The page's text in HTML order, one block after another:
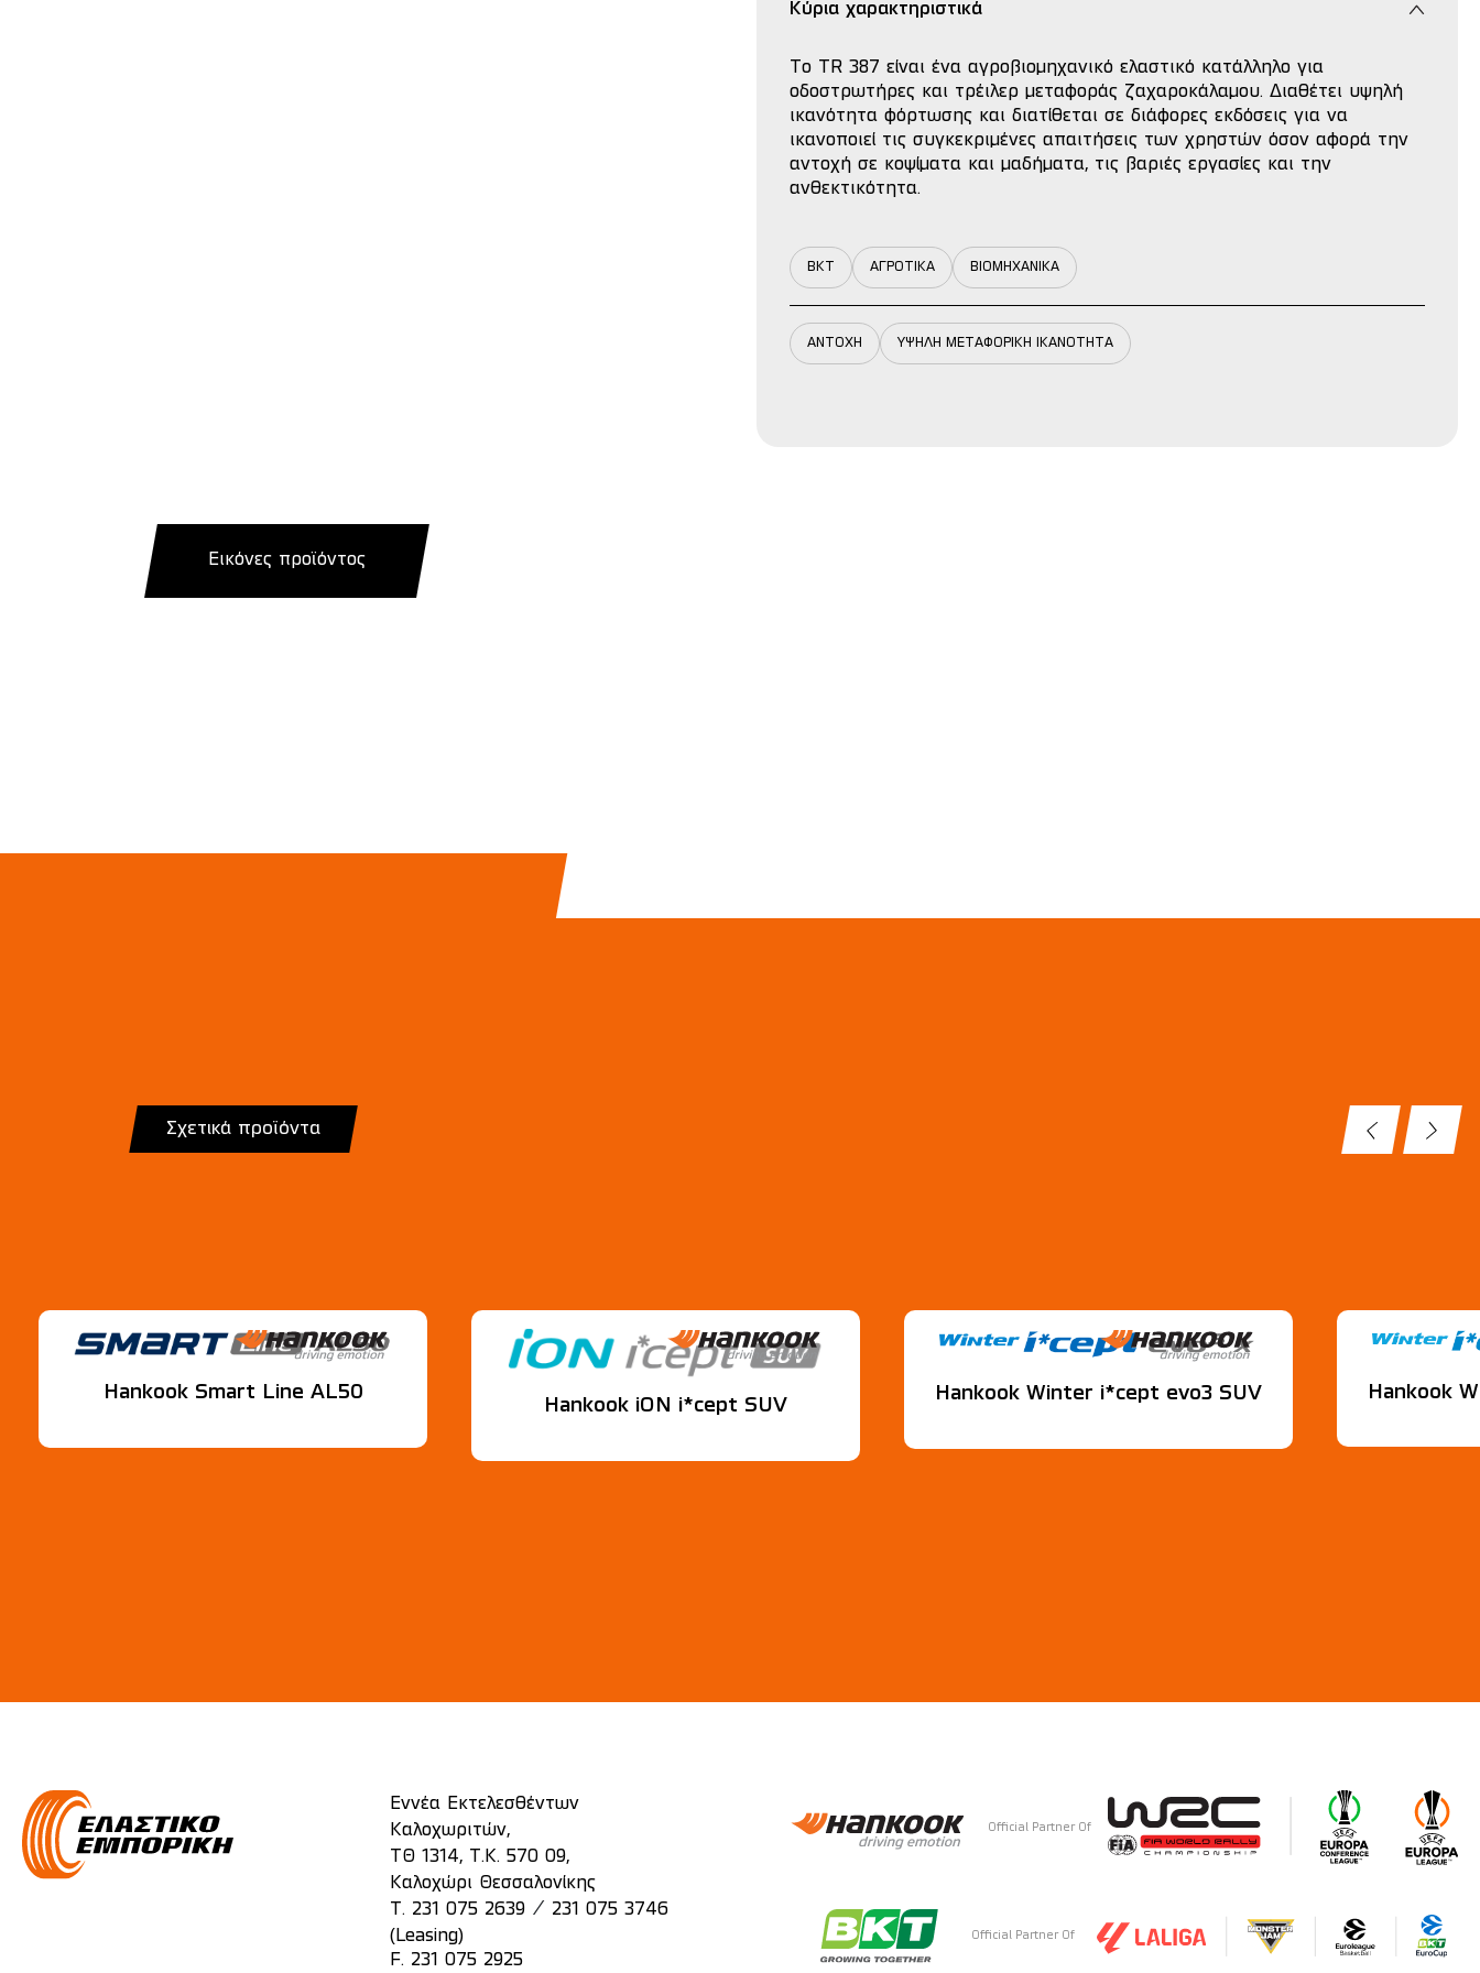
Κύρια χαρακτηριστικά
Το TR 387 είναι ένα αγροβιομηχανικό ελαστικό κατάλληλο για
οδοστρωτήρες και τρέιλερ μεταφοράς ζαχαροκάλαμου. Διαθέτει υψηλή
ικανότητα φόρτωσης και διατίθεται σε διάφορες εκδόσεις για να
ικανοποιεί τις συγκεκριμένες απαιτήσεις των χρηστών όσον αφορά την
αντοχή σε κοψίματα και μαδήματα, τις βαριές εργασίες και την
ανθεκτικότητα.
BKT ΑΓΡΟΤΙΚΑ ΒΙΟΜΗΧΑΝΙΚΑ
ΑΝΤΟΧΗ ΥΨΗΛΗ ΜΕΤΑΦΟΡΙΚΗ ΙΚΑΝΟΤΗΤΑ
Εικόνες προϊόντος
Σχετικά προϊόντα
Hankook Smart Line AL50
Hankook iON i*cept SUV
Hankook Winter i*cept evo3 SUV Hankook
Εννέα Εκτελεσθέντων
Καλοχωριτών,
ΤΘ 1314, Τ.Κ. 570 09,
Καλοχώρι Θεσσαλονίκης
T. 231 075 2639/
231 075 3746
(Leasing)
F. 231 075 2925
Official Partner Of
Official Partner Of